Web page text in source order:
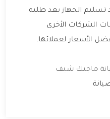
تسليم الجهاز بعد طلبه
الشركات الأخرى
الأسعار لعملائها.
ماجيك شيف